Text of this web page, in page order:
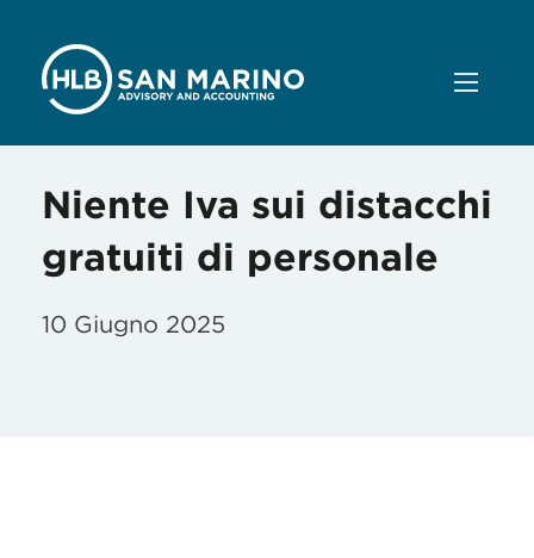
Niente Iva sui distacchi
gratuiti di personale
10 Giugno 2025